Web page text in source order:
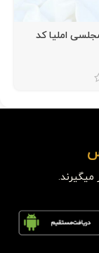
املیا کد
میگیرند.